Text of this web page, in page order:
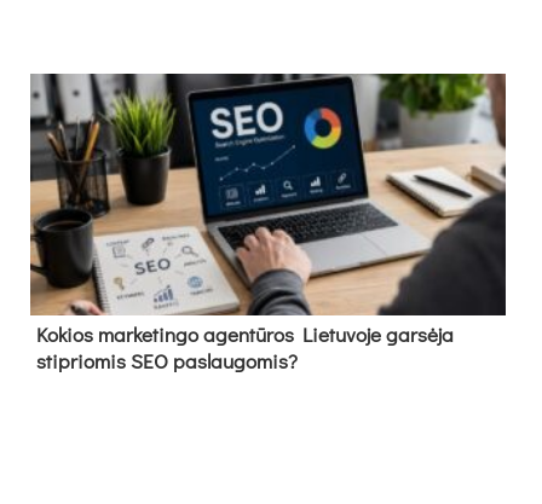
Kokios marketingo agentūros Lietuvoje garsėja
stipriomis SEO paslaugomis?